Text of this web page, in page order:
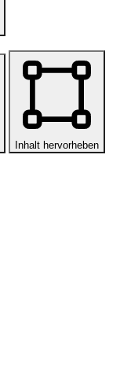
Inhalt hervorheben